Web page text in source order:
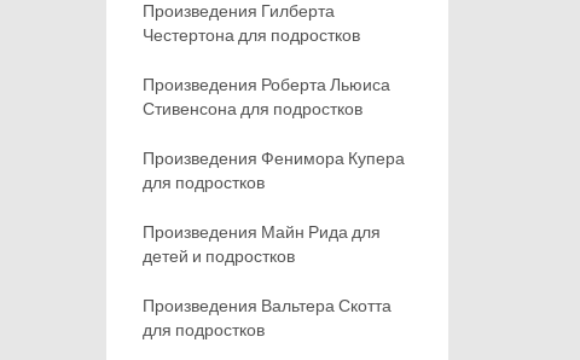
Произведения Гилберта
Честертона для подростков
Произведения Роберта Льюиса
Стивенсона для подростков
Произведения Фенимора Купера
для подростков
Произведения Майн Рида для
детей и подростков
Произведения Вальтера Скотта
для подростков